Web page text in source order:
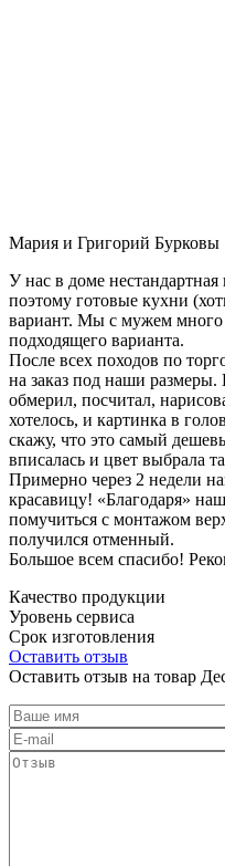
Мария и Григорий Бурковы
У нас в доме
поэтому готовые кухни
вариант. Мы с мужем
подходящего варианта.
После всех походов по
на заказ под наши
обмерил, посчитал,
хотелось, и картинка в
скажу, что это самый
вписалась и цвет выбрала
Примерно через 2 недели
красавицу! «Благодаря»
помучиться с монтажом
получился отменный.
Большое всем спасибо!
Качество продукции
Уровень сервиса
Срок изготовления
Оставить отзыв
Оставить отзыв на товар